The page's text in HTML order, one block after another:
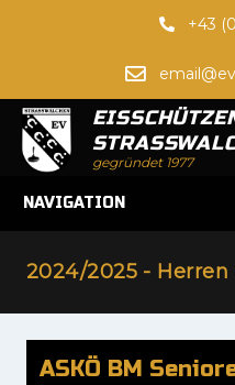
+43
gegründet 1977
NAVIGATION
2024/2025 - Herren
ASKÖ BM